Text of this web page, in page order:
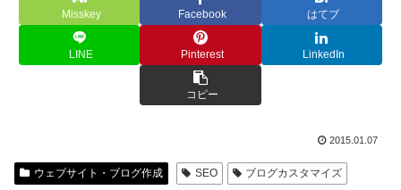
Misskey Facebook はてブ
LINE Pinterest LinkedIn
コピー
2015.01.07
ウェブサイト・ブログ作成 SEO ブログカスタマイズ